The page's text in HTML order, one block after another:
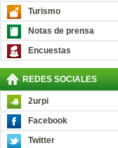
Turismo
Notas de prensa
Encuestas
REDES SOCIALES
2urpi
Facebook
Twitter